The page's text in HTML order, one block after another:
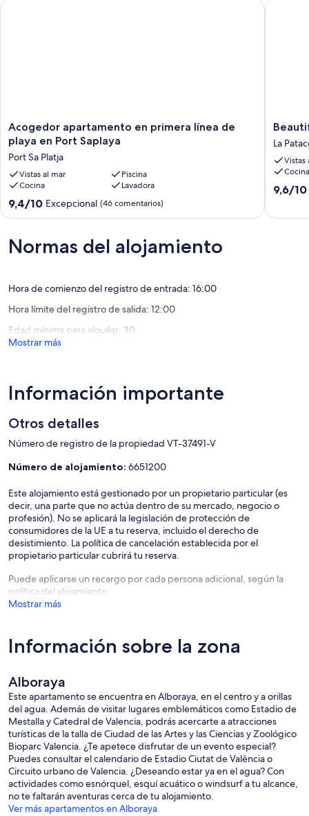
Acogedor
apartamento
en
primera
línea
de
playa
en
Saplaya
Port
Acogedor apartamento en primera línea de
playa en Port Saplaya
Port Sa Platja
Vistas al mar
Piscina
Cocina
Lavadora
9.4
sobre
Excepcional,
(46 comentarios)
9,4/10 Excepcional (46 comentarios)
Acogedor apartamento en primera línea de playa en Port
on
the
beach
La
La
Vistas
Cocina
9.6
9,6/10
Normas del alojamiento
Hora de comienzo del registro de entrada: 16:00
Hora límite del registro de salida: 12:00
Edad mínima para alquilar: 30
Mostrar más
Información importante
Otros detalles
Número de registro de la propiedad VT-37491-V
Número de alojamiento: 6651200
Este alojamiento está gestionado por un propietario particular (es
decir, una parte que no actúa dentro de su mercado, negocio o
profesión). No se aplicará la legislación de protección de
consumidores de la UE a tu reserva, incluido el derecho de
desistimiento. La política de cancelación establecida por el
propietario particular cubrirá tu reserva.
Puede aplicarse un recargo por cada persona adicional, según la
política del alojamiento.
Mostrar más
Información sobre la zona
Alboraya
Este apartamento se encuentra en Alboraya, en el centro y a orillas
del agua. Además de visitar lugares emblemáticos como Estadio de
Mestalla y Catedral de Valencia, podrás acercarte a atracciones
turísticas de la talla de Ciudad de las Artes y las Ciencias y Zoológico
Bioparc Valencia. ¿Te apetece disfrutar de un evento especial?
Puedes consultar el calendario de Estadio Ciutat de València o
Circuito urbano de Valencia. ¿Deseando estar ya en el agua? Con
actividades como esnórquel, esquí acuático o windsurf a tu alcance,
no te faltarán aventuras cerca de tu alojamiento.
Ver más apartamentos en Alboraya